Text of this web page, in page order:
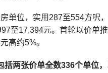
单位，实用287至554方呎
至17,394元。首轮以价单
高约5%。
两张价单全数336个单位